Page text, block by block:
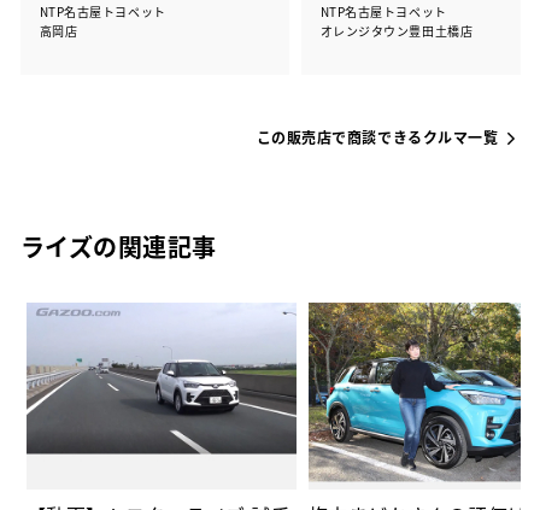
NTP名古屋トヨペット
高岡店
NTP名古屋トヨペット
オレンジタウン豊田土橋店
この販売店で商談できるクルマ一覧
ライズの関連記事